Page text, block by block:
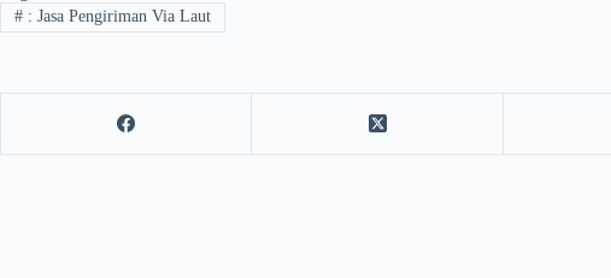
#: Jasa Pengiriman Via Laut